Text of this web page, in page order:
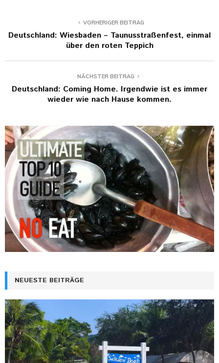
VORHERIGER BEITRAG
Deutschland: Wiesbaden – Taunusstraßenfest, einmal
über den roten Teppich
NÄCHSTER BEITRAG
Deutschland: Coming Home. Irgendwie ist es immer
wieder wie nach Hause kommen.
NEUESTE BEITRÄGE